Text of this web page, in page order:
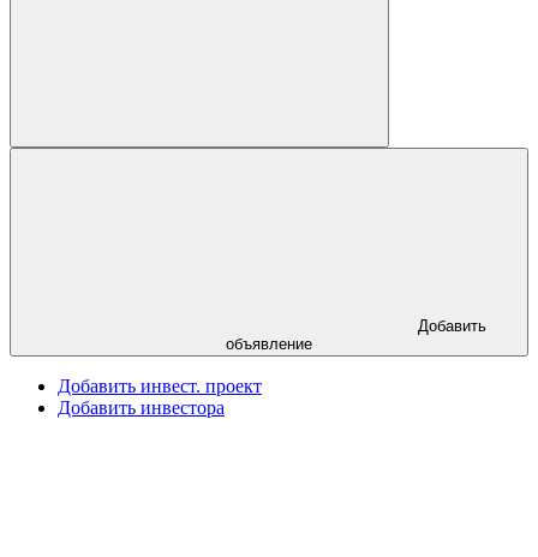
объявление
Добавить инвест. проект
Добавить инвестора